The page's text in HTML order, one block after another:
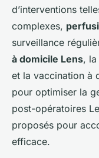
d’interventions
complexes,
surveillance
à domicile Lens,
et la vaccination à
pour optimiser la
post-opératoires
proposés pour
efficace.